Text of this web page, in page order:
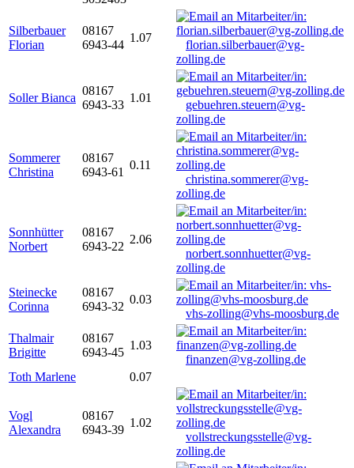
Silberbauer
Florian
08167
6943-44
1.07
florian.silberbauer@vg-
zolling.de
Soller Bianca
08167
6943-33
1.01
gebuehren.steuern@vg-
zolling.de
Sommerer
Christina
08167
6943-61
0.11
christina.sommerer@vg-
zolling.de
Sonnhütter
Norbert
08167
6943-22
2.06
norbert.sonnhuetter@vg-
zolling.de
Steinecke
Corinna
08167
6943-32
0.03
vhs-zolling@vhs-moosburg.de
Thalmair
Brigitte
08167
6943-45
1.03
finanzen@vg-zolling.de
Toth Marlene
0.07
Vogl
Alexandra
08167
6943-39
1.02
vollstreckungsstelle@vg-
zolling.de